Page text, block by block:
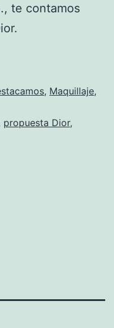
te contamos
, Maquillaje,
propuesta Dior,